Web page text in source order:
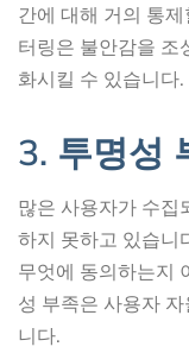
간에 대해 거의 통
터링은 불안감을 조
화시킬 수 있습니다.
3. 투명성
많은 사용자가 수집
하지 못하고 있습니
무엇에 동의하는지
성 부족은 사용자
니다.